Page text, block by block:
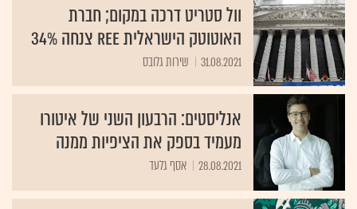
וול סטריט דרכה במקום; חברת
האוטוטק הישראלית REE צנחה 34%
31.08.2021 שירות גלובס
אנליסטים: הרבעון השני של איטורו
מעמיד בספק את הציפיות ממנה
28.08.2021 אסף גלעד